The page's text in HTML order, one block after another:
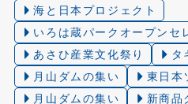
海と日本プロジェクト
いろは蔵パークオープンセ
あさひ産業文化祭り
タ
月山ダムの集い
東日本
月山ダムの集い
新商品